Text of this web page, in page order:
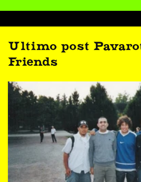
Ultimo post
Friends